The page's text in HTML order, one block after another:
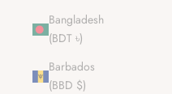
Bangladesh
(BDT ৳)
Barbados
(BBD $)